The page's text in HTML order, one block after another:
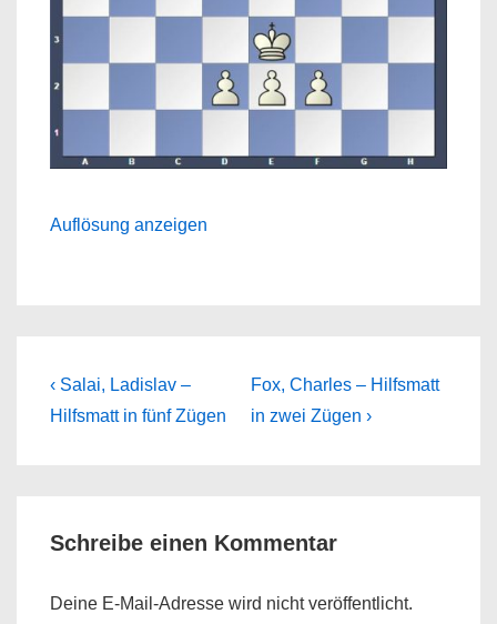
Auflösung anzeigen
Beitragsnavigation
Previous
Post
‹ Salai, Ladislav –
Hilfsmatt in fünf Zügen
Next
Post
Fox, Charles – Hilfsmatt
in zwei Zügen ›
Schreibe einen Kommentar
Deine E-Mail-Adresse wird nicht veröffentlicht.